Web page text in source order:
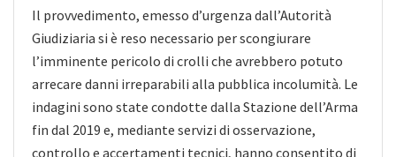
Il provvedimento, emesso d’urgenza dall’Autorità
Giudiziaria si è reso necessario per scongiurare
l’imminente pericolo di crolli che avrebbero potuto
arrecare danni irreparabili alla pubblica incolumità. Le
indagini sono state condotte dalla Stazione dell’Arma
fin dal 2019 e, mediante servizi di osservazione,
controllo e accertamenti tecnici, hanno consentito di